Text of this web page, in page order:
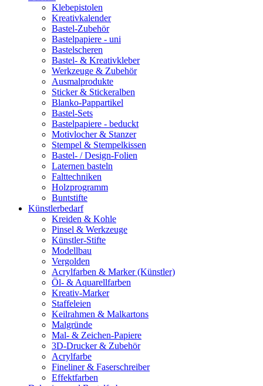
Klebepistolen
Kreativkalender
Bastel-Zubehör
Bastelpapiere - uni
Bastelscheren
Bastel- & Kreativkleber
Werkzeuge & Zubehör
Ausmalprodukte
Sticker & Stickeralben
Blanko-Pappartikel
Bastel-Sets
Bastelpapiere - beduckt
Motivlocher & Stanzer
Stempel & Stempelkissen
Bastel- / Design-Folien
Laternen basteln
Falttechniken
Holzprogramm
Buntstifte
Künstlerbedarf
Kreiden & Kohle
Pinsel & Werkzeuge
Künstler-Stifte
Modellbau
Vergolden
Acrylfarben & Marker (Künstler)
Öl- & Aquarellfarben
Kreativ-Marker
Staffeleien
Keilrahmen & Malkartons
Malgründe
Mal- & Zeichen-Papiere
3D-Drucker & Zubehör
Acrylfarbe
Fineliner & Faserschreiber
Effektfarben